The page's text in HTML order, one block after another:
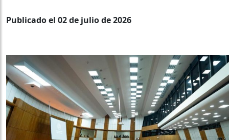
Publicado el 02 de julio de 2026